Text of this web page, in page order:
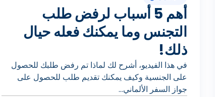
ي
ل
أهم 5 أسباب لرفض طلب
التجنس وما يمكنك فعله حيال
ذلك!
في هذا الفيديو، أشرح لك لماذا تم رفض طلبك للحصول
على الجنسية وكيف يمكنك تقديم طلب للحصول على
جواز السفر الألماني...